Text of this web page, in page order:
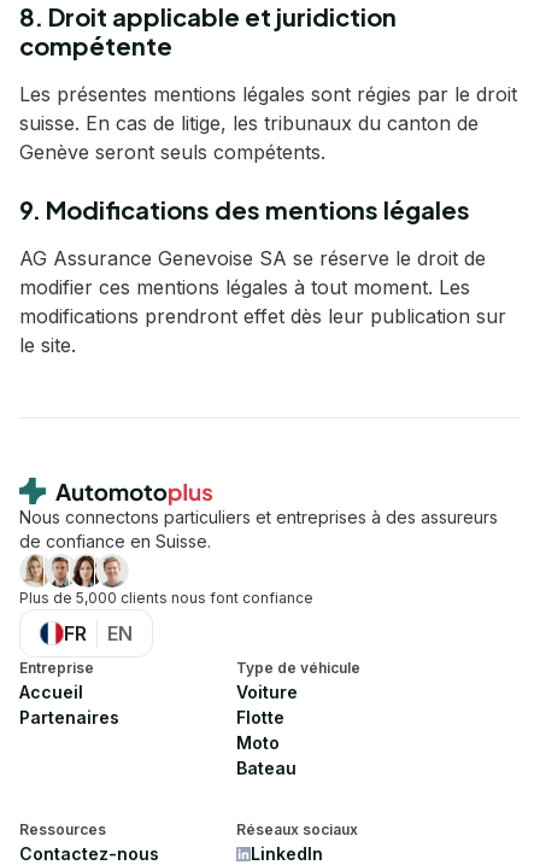
8. Droit applicable et juridiction
compétente
Les présentes mentions légales sont régies par le droit
suisse. En cas de litige, les tribunaux du canton de
Genève seront seuls compétents.
9. Modifications des mentions légales
AG Assurance Genevoise SA se réserve le droit de
modifier ces mentions légales à tout moment. Les
modifications prendront effet dès leur publication sur
le site.
Nous connectons particuliers et entreprises à des assureurs
de confiance en Suisse.
Plus de 5,000 clients nous font confiance
FR EN
Entreprise
Accueil
Partenaires
Type de véhicule
Voiture
Flotte
Moto
Bateau
Ressources
Contactez-nous
Réseaux sociaux
LinkedIn